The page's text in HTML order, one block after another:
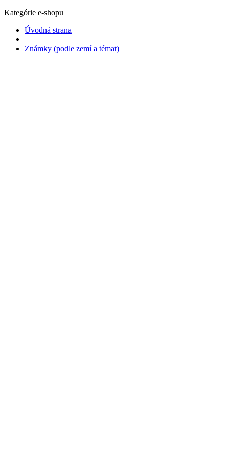
Kategórie e-shopu
Úvodná strana
Známky (podle zemí a témat)